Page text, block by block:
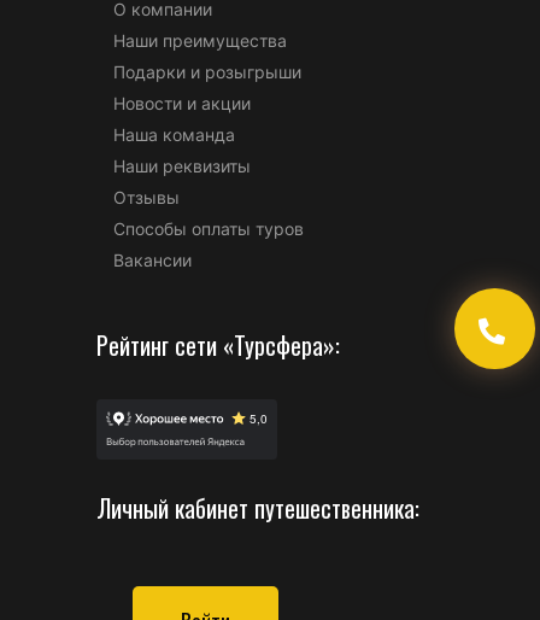
О компании
Наши преимущества
Подарки и розыгрыши
Новости и акции
Наша команда
Наши реквизиты
Отзывы
Способы оплаты туров
Вакансии
Рейтинг сети «Турсфера»:
Личный кабинет путешественника: